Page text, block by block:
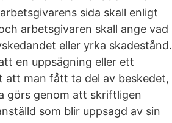
sida skall enligt
arbetsgivaren skall ange vad
eller yrka skadestånd.
en uppsägning eller ett
att man fått ta del av beskedet,
görs genom att skriftligen
som blir uppsagd av sin